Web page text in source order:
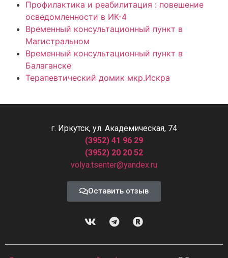
Профилактика и реабилитация : повешение
осведомленности в ИК-4
Временный консультационный пункт в
Магистральном
Временный консультационный пункт в
Балаганске
Терапевтический домик мкр.Искра
г. Иркутск, ул. Академическая, 74
(3952) 41 96 29
(3952) 20 20 52
volya.tsenter@yandex.ru
Оставить отзыв